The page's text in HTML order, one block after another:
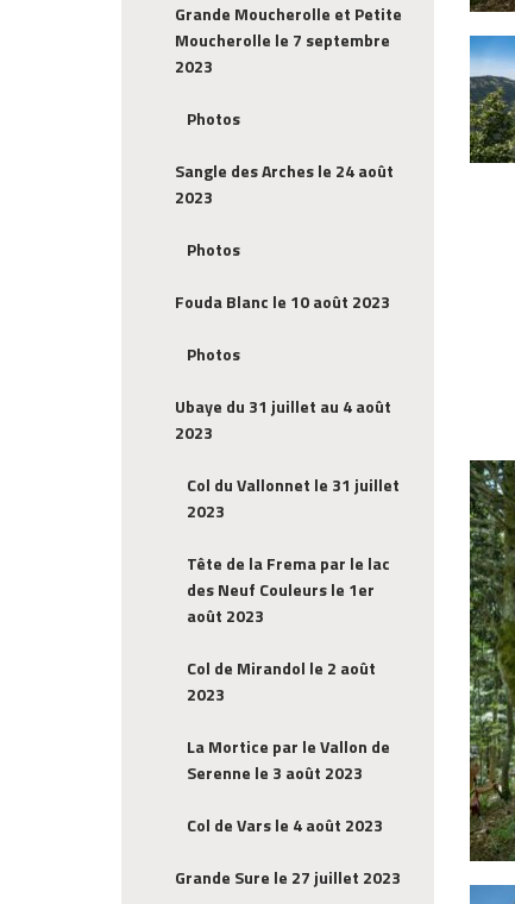
Grande Moucherolle et Petite
Moucherolle le 7 septembre
2023
Photos
Sangle des Arches le 24 août
2023
Photos
Fouda Blanc le 10 août 2023
Photos
Ubaye du 31 juillet au 4 août
2023
Col du Vallonnet le 31 juillet
2023
Tête de la Frema par le lac
des Neuf Couleurs le 1er
août 2023
Col de Mirandol le 2 août
2023
La Mortice par le Vallon de
Serenne le 3 août 2023
Col de Vars le 4 août 2023
Grande Sure le 27 juillet 2023